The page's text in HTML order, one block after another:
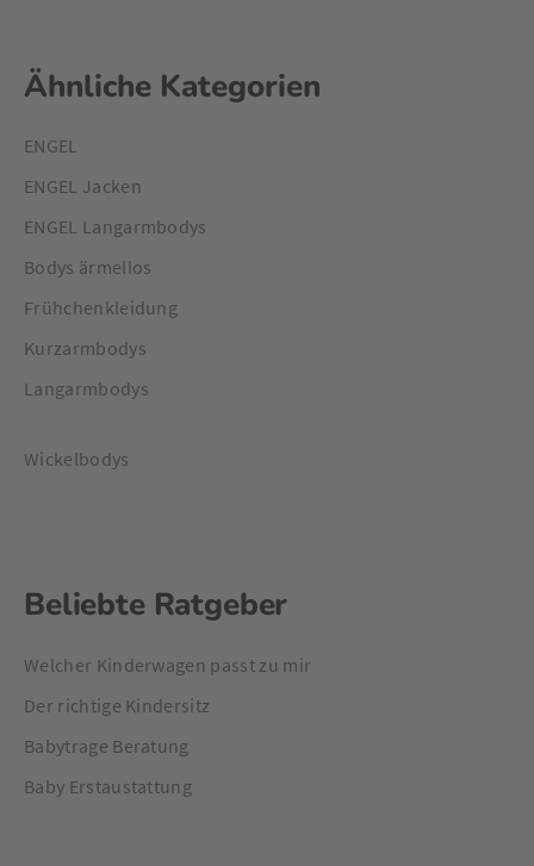
Ähnliche Kategorien
ENGEL
ENGEL Jacken
ENGEL Langarmbodys
Bodys ärmellos
Frühchenkleidung
Kurzarmbodys
Langarmbodys
Wickelbodys
Beliebte Ratgeber
Welcher Kinderwagen passt zu mir
Der richtige Kindersitz
Babytrage Beratung
Baby Erstaustattung